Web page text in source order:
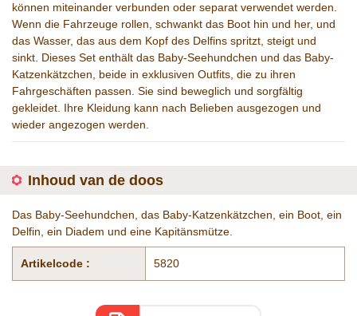
können miteinander verbunden oder separat verwendet werden.
Wenn die Fahrzeuge rollen, schwankt das Boot hin und her, und
das Wasser, das aus dem Kopf des Delfins spritzt, steigt und
sinkt. Dieses Set enthält das Baby-Seehundchen und das Baby-
Katzenkätzchen, beide in exklusiven Outfits, die zu ihren
Fahrgeschäften passen. Sie sind beweglich und sorgfältig
gekleidet. Ihre Kleidung kann nach Belieben ausgezogen und
wieder angezogen werden.
Inhoud van de doos
Das Baby-Seehundchen, das Baby-Katzenkätzchen, ein Boot, ein
Delfin, ein Diadem und eine Kapitänsmütze.
Artikelcode : 5820